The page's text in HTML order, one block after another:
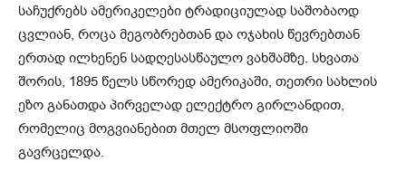
საჩუქრებს ამერიკელები ტრადიციულად საშობაოდ
ცვლიან, როცა მეგობრებთან და ოჯახის წევრებთან
ერთად ილხენენ სადღესასწაულო ვახშამზე. სხვათა
შორის, 1895 წელს სწორედ ამერიკაში, თეთრი სახლის
ეზო განათდა პირველად ელექტრო გირლანდით,
რომელიც მოგვიანებით მთელ მსოფლიოში
გავრცელდა.